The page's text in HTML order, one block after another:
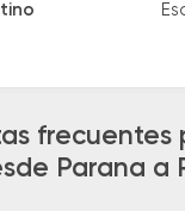
frecuentes
Parana a